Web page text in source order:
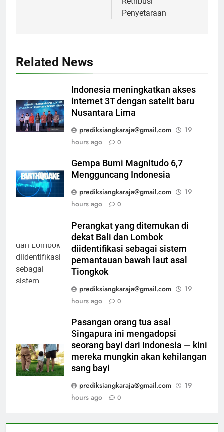
Penyetaraan
Related News
Indonesia meningkatkan akses
internet 3T dengan satelit baru
Nusantara Lima
prediksiangkaraja@gmail.com
19
hours ago
0
Gempa Bumi Magnitudo 6,7
Mengguncang Indonesia
prediksiangkaraja@gmail.com
19
hours ago
0
Perangkat yang ditemukan di
dekat Bali dan Lombok
diidentifikasi sebagai sistem
pemantauan bawah laut asal
Tiongkok
prediksiangkaraja@gmail.com
19
hours ago
0
Pasangan orang tua asal
Singapura ini mengadopsi
seorang bayi dari Indonesia — kini
mereka mungkin akan kehilangan
sang bayi
prediksiangkaraja@gmail.com
19
hours ago
0